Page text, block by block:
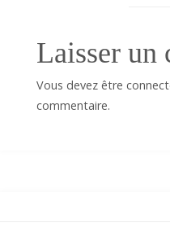
Laisser un
Vous devez être
commentaire.